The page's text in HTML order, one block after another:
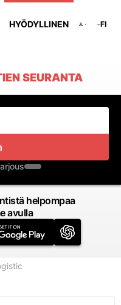
HYÖDYLLINEN FI
SEURANTA
helpompaa
avulla